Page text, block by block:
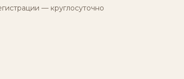
— круглосуточно